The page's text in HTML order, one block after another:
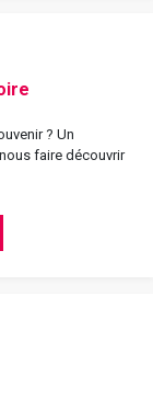
? Un
faire découvrir